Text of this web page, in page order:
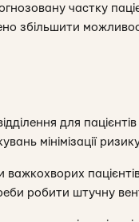
частку
збільшити
для
мінімізації
важкохворих
робити штучну